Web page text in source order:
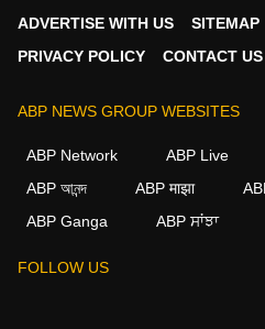
ADVERTISE WITH US
SITEMAP
PRIVACY POLICY
CONTACT US
ABP NEWS GROUP WEBSITES
ABP Network ABP Live
ABP আনন্দ
ABP माझा
ABP Ganga
ABP ਸਾਂਝਾ
FOLLOW US